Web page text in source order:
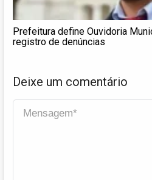
Prefeitura define Ouvidoria
registro de denúncias
Deixe um comentário